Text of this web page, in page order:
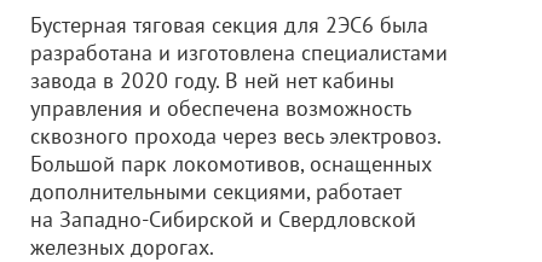
Бустерная тяговая секция для 2ЭС6 была
разработана и изготовлена специалистами
завода в 2020 году. В ней нет кабины
управления и обеспечена возможность
сквозного прохода через весь электровоз.
Большой парк локомотивов, оснащенных
дополнительными секциями, работает
на Западно-Сибирской и Свердловской
железных дорогах.